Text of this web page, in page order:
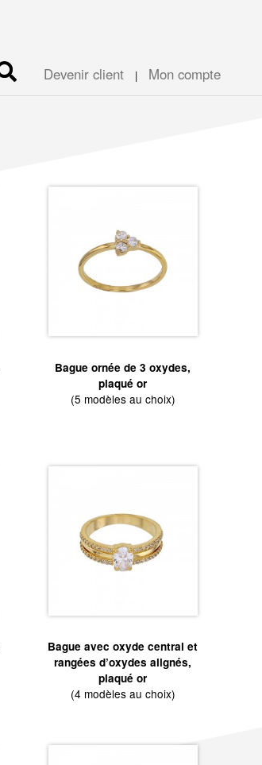
Devenir client | Mon compte
Bague ornée de 3 oxydes,
plaqué or
(5 modèles au choix)
Bague avec oxyde central et
rangées d’oxydes alignés,
plaqué or
(4 modèles au choix)